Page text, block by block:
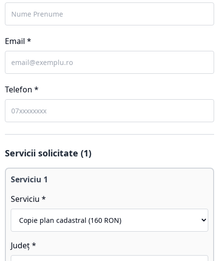
Email *
Telefon *
Servicii solicitate (1)
Serviciu 1
Serviciu *
Județ *